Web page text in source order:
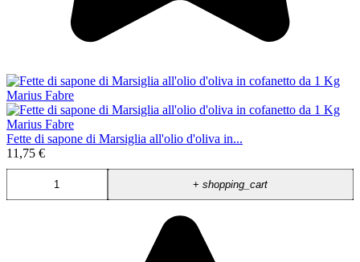
Fette di sapone di Marsiglia all'olio d'oliva in...
11,75 €
+shopping_cart